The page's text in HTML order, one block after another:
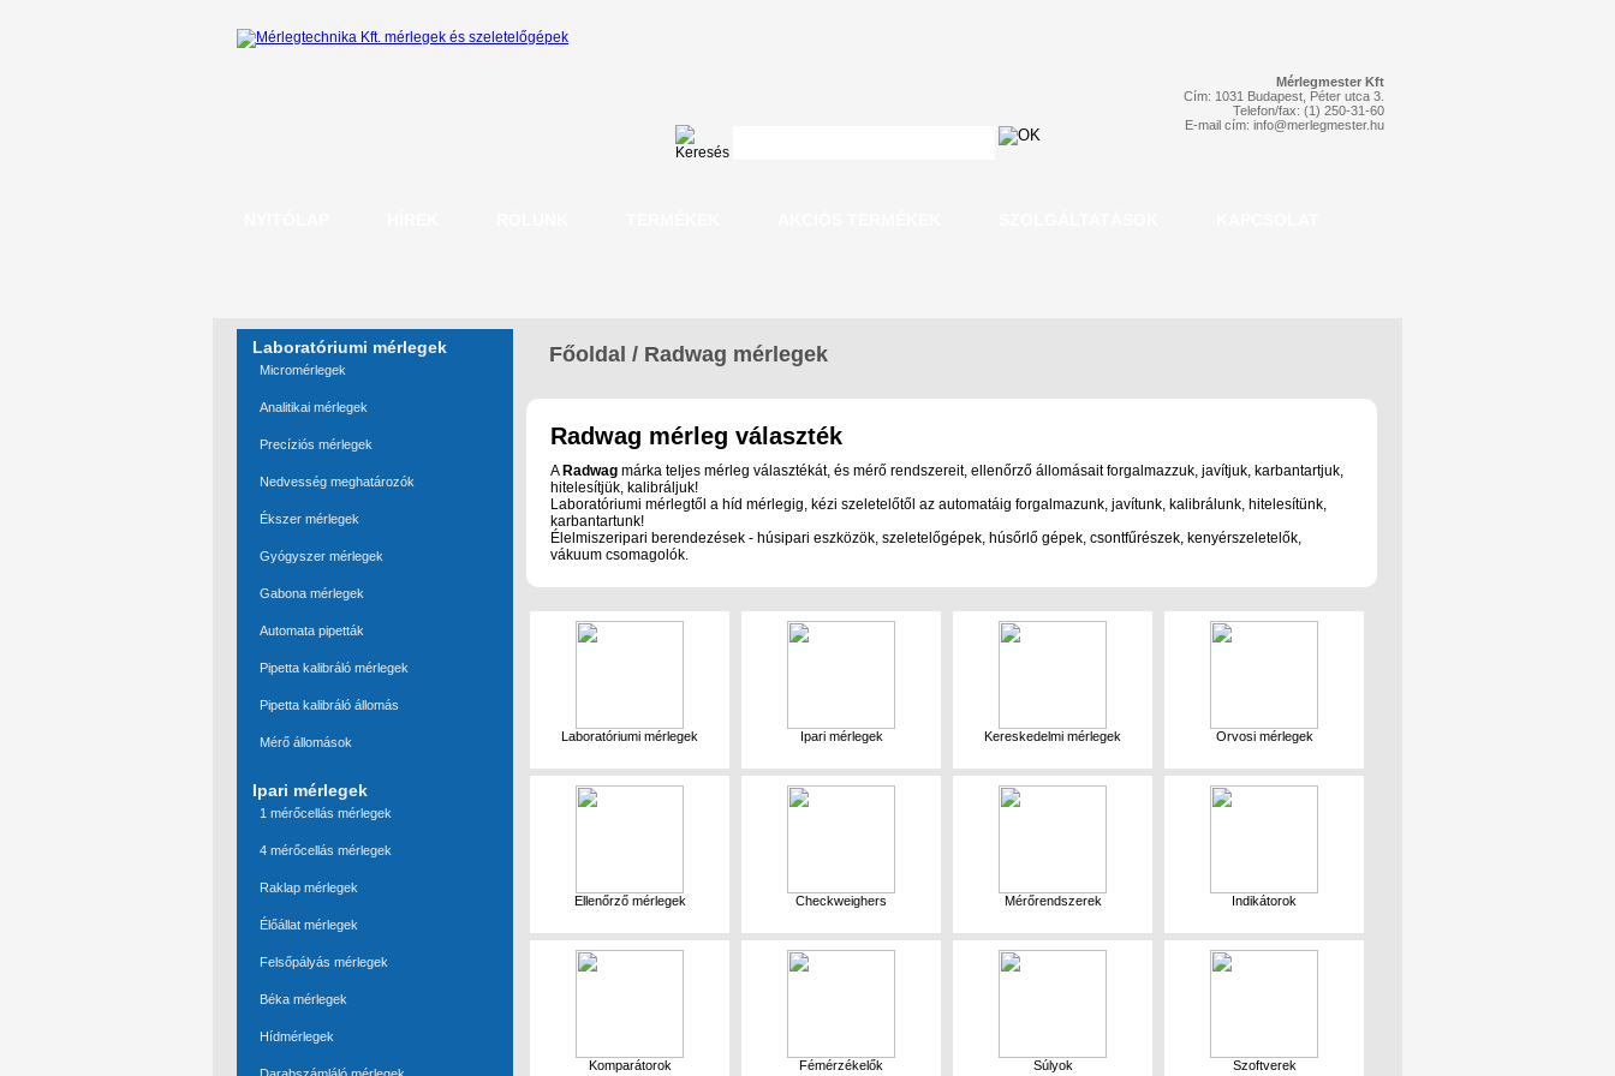
Mérlegmester Kft
Cím: 1031 Budapest, Péter utca 3.
Telefon/fax: (1) 250-31-60
E-mail cím: info@merlegmester.hu
Laboratóriumi mérlegek
Micromérlegek
Analitikai mérlegek
Precíziós mérlegek
Nedvesség meghatározók
Ékszer mérlegek
Gyógyszer mérlegek
Gabona mérlegek
Automata pipetták
Pipetta kalibráló mérlegek
Pipetta kalibráló állomás
Mérő állomások
Ipari mérlegek
1 mérőcellás mérlegek
4 mérőcellás mérlegek
Raklap mérlegek
Élőállat mérlegek
Felsőpályás mérlegek
Béka mérlegek
Hídmérlegek
Főoldal / Radwag mérlegek
Radwag mérleg választék
A Radwag márka teljes mérleg választékát, és mérő rendszereit, ellenőrző állomásait forgalmazzuk, javítjuk, karbantartjuk,
hitelesítjük, kalibráljuk!
Laboratóriumi mérlegtől a híd mérlegig, kézi szeletelőtől az automatáig forgalmazunk, javítunk, kalibrálunk, hitelesítünk,
karbantartunk!
Élelmiszeripari berendezések - húsipari eszközök, szeletelőgépek, húsőrlő gépek, csontfűrészek, kenyérszeletelők,
vákuum csomagolók.
Laboratóriumi mérlegek Ipari mérlegek Kereskedelmi mérlegek Orvosi mérlegek
Ellenőrző mérlegek Checkweighers Mérőrendszerek Indikátorok
Komparátorok Fémérzékelők Súlyok Szoftverek